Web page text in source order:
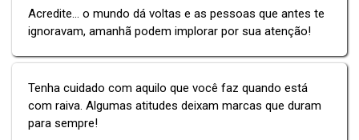
Acredite... o mundo dá voltas e as pessoas que antes te
ignoravam, amanhã podem implorar por sua atenção!
Tenha cuidado com aquilo que você faz quando está
com raiva. Algumas atitudes deixam marcas que duram
para sempre!